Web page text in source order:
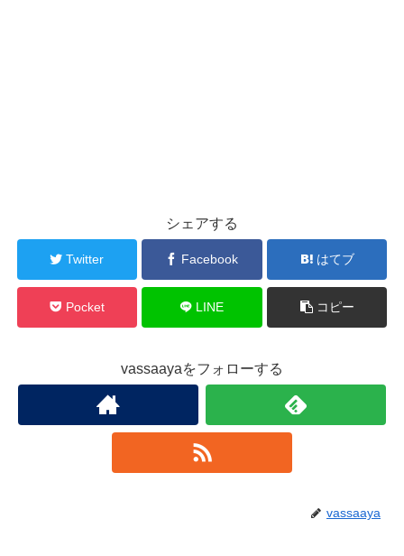
シェアする
Twitter Facebook はてブ
Pocket LINE コピー
vassaayaをフォローする
vassaaya